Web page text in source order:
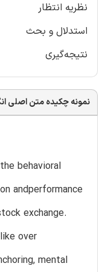
نظریه انتظار
استدلال و بحث
نتیجه‌گیری
نمونه چکیده متن اصلی
behavioral
andperformance
exchange.
over
mental